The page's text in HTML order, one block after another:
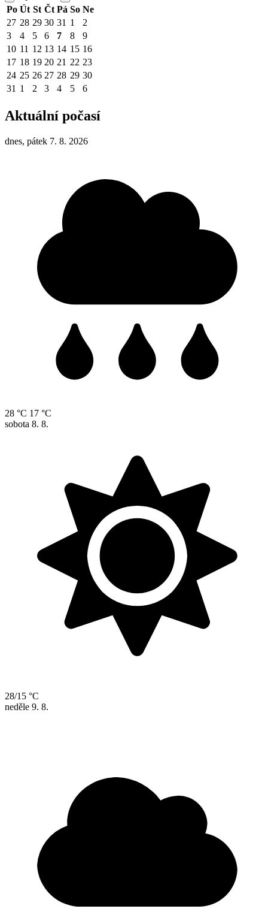
Po Út St Čt Pá So Ne
27 28 29 30 31 1
2
3
4 5 6 7 8
9
10 11 12 13 14 15 16
17 18 19 20 21 22 23
24 25 26 27 28 29 30
31 1 2 3 4 5 6
Aktuální počasí
dnes, pátek 7. 8. 2026
28 °C 17 °C
sobota 8. 8.
28/15 °C
neděle 9. 8.